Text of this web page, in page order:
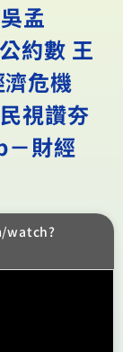
孟
約數 王
危機
視讚夯
財經
watch?